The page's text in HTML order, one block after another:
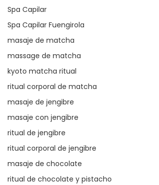
Spa Capilar
Spa Capilar Fuengirola
masaje de matcha
massage de matcha
kyoto matcha ritual
ritual corporal de matcha
masaje de jengibre
masaje con jengibre
ritual de jengibre
ritual corporal de jengibre
masaje de chocolate
ritual de chocolate y pistacho